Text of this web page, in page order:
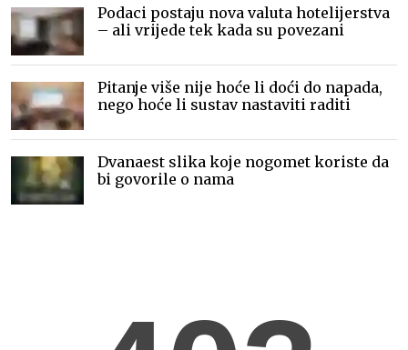
Podaci postaju nova valuta hotelijerstva
– ali vrijede tek kada su povezani
Pitanje više nije hoće li doći do napada,
nego hoće li sustav nastaviti raditi
Dvanaest slika koje nogomet koriste da
bi govorile o nama